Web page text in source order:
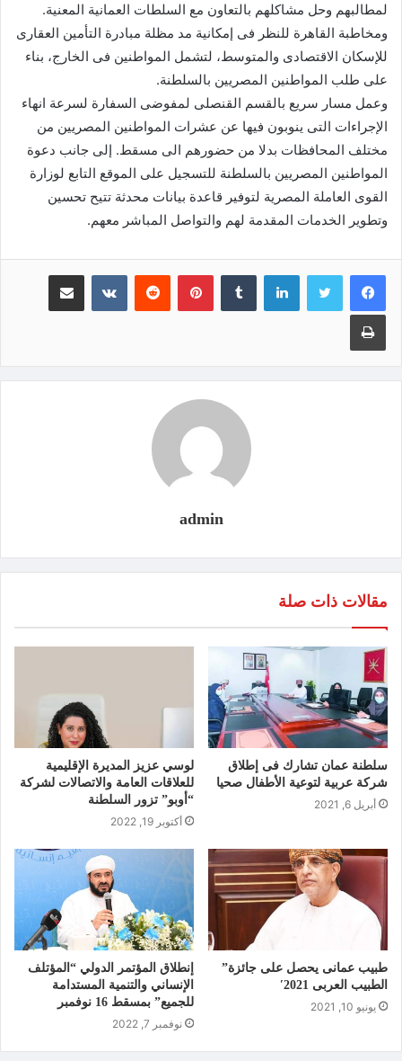
لمطالبهم وحل مشاكلهم بالتعاون مع السلطات العمانية المعنية.
ومخاطبة القاهرة للنظر فى إمكانية مد مظلة مبادرة التأمين العقارى
للإسكان الاقتصادى والمتوسط، لتشمل المواطنين فى الخارج، بناء
على طلب المواطنين المصريين بالسلطنة.
وعمل مسار سريع بالقسم القنصلى لمفوضى السفارة لسرعة انهاء
الإجراءات التى ينوبون فيها عن عشرات المواطنين المصريين من
مختلف المحافظات بدلا من حضورهم الى مسقط. إلى جانب دعوة
المواطنين المصريين بالسلطنة للتسجيل على الموقع التابع لوزارة
القوى العاملة المصرية لتوفير قاعدة بيانات محدثة تتيح تحسين
وتطوير الخدمات المقدمة لهم والتواصل المباشر معهم.
لينكدإن بينتيريست
admin
مقالات ذات صلة
سلطنة عمان تشارك فى إطلاق
شركة عربية لتوعية الأطفال صحيا
أبريل 6, 2021
لوسي عزيز المديرة الإقليمية
للعلاقات العامة والاتصالات لشركة
“أوبو” تزور السلطنة
أكتوبر 19, 2022
طبيب عمانى يحصل على جائزة”
الطبيب العربى 2021′
يونيو 10, 2021
إنطلاق المؤتمر الدولي “المؤتلف
الإنساني والتنمية المستدامة
للجميع” بمسقط 16 نوفمبر
نوفمبر 7, 2022